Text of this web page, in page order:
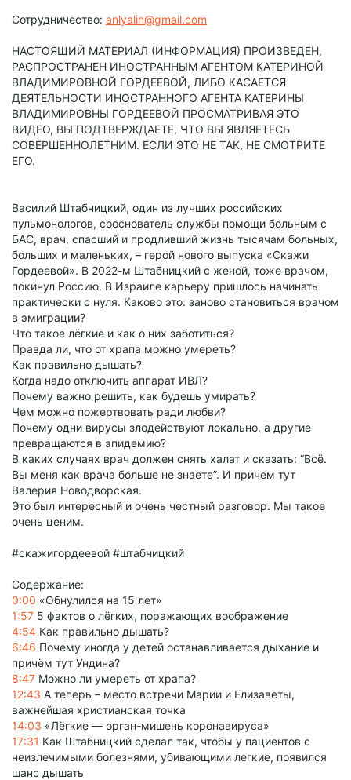
Сотрудничество: anlyalin@gmail.com
НАСТОЯЩИЙ МАТЕРИАЛ (ИНФОРМАЦИЯ) ПРОИЗВЕДЕН,
РАСПРОСТРАНЕН ИНОСТРАННЫМ АГЕНТОМ КАТЕРИНОЙ
ВЛАДИМИРОВНОЙ ГОРДЕЕВОЙ, ЛИБО КАСАЕТСЯ
ДЕЯТЕЛЬНОСТИ ИНОСТРАННОГО АГЕНТА КАТЕРИНЫ
ВЛАДИМИРОВНЫ ГОРДЕЕВОЙ ПРОСМАТРИВАЯ ЭТО
ВИДЕО, ВЫ ПОДТВЕРЖДАЕТЕ, ЧТО ВЫ ЯВЛЯЕТЕСЬ
СОВЕРШЕННОЛЕТНИМ. ЕСЛИ ЭТО НЕ ТАК, НЕ СМОТРИТЕ
ЕГО.
Василий Штабницкий, один из лучших российских
пульмонологов, сооснователь службы помощи больным с
БАС, врач, спасший и продливший жизнь тысячам больных,
больших и маленьких, – герой нового выпуска «Скажи
Гордеевой». В 2022-м Штабницкий с женой, тоже врачом,
покинул Россию. В Израиле карьеру пришлось начинать
практически с нуля. Каково это: заново становиться врачом
в эмиграции?
Что такое лёгкие и как о них заботиться?
Правда ли, что от храпа можно умереть?
Как правильно дышать?
Когда надо отключить аппарат ИВЛ?
Почему важно решить, как будешь умирать?
Чем можно пожертвовать ради любви?
Почему одни вирусы злодействуют локально, а другие
превращаются в эпидемию?
В каких случаях врач должен снять халат и сказать: “Всё.
Вы меня как врача больше не знаете”. И причем тут
Валерия Новодворская.
Это был интересный и очень честный разговор. Мы такое
очень ценим.
#скажигордеевой #штабницкий
Содержание:
0:00 «Обнулился на 15 лет»
1:57 5 фактов о лёгких, поражающих воображение
4:54 Как правильно дышать?
6:46 Почему иногда у детей останавливается дыхание и
причём тут Ундина?
8:47 Можно ли умереть от храпа?
12:43 А теперь – место встречи Марии и Елизаветы,
важнейшая христианская точка
14:03 «Лёгкие — орган-мишень коронавируса»
17:31 Как Штабницкий сделал так, чтобы у пациентов с
неизлечимыми болезнями, убивающими легкие, появился
шанс дышать